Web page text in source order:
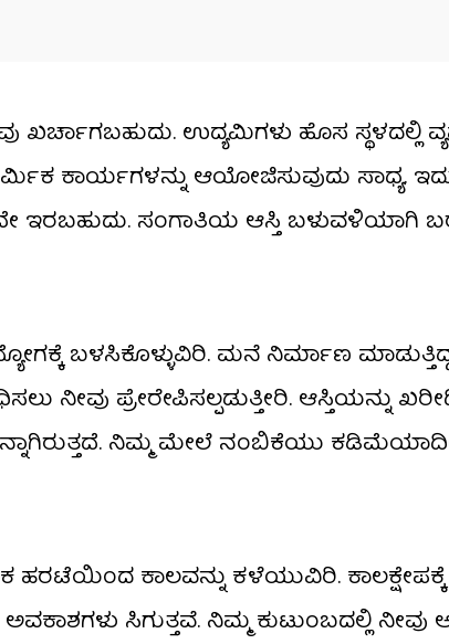
ಉದ್ಯಮಿಗಳು ಹೊಸ ಸ್ಥಳದಲ್ಲಿ
ಕಾರ್ಯಗಳನ್ನು ಆಯೋಜಿಸುವುದು ಸಾಧ್ಯ. ಇದು
ಇರಬಹುದು. ಸಂಗಾತಿಯ ಆಸ್ತಿ ಬಳುವಳಿಯಾಗಿ
ಬಳಸಿಕೊಳ್ಳುವಿರಿ. ಮನೆ ನಿರ್ಮಾಣ
ನೀವು ಪ್ರೇರೇಪಿಸಲ್ಪಡುತ್ತೀರಿ. ಆಸ್ತಿಯನ್ನು
ನಿಮ್ಮ ಮೇಲೆ‌ ನಂಬಿಕೆಯು
ಕಾಲವನ್ನು ಕಳೆಯುವಿರಿ.
ಸಿಗುತ್ತವೆ. ನಿಮ್ಮ ಕುಟುಂಬದಲ್ಲಿ